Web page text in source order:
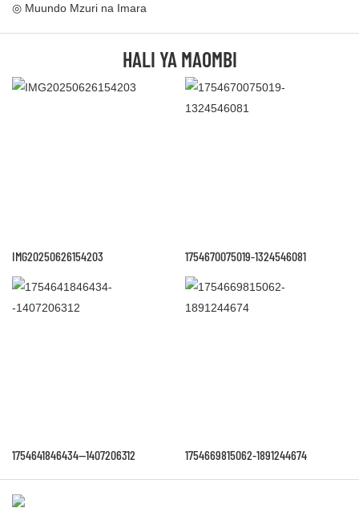
◎ Muundo Mzuri na Imara
HALI YA MAOMBI
IMG20250626154203 1754670075019-1324546081
1754641846434--1407206312 1754669815062-1891244674